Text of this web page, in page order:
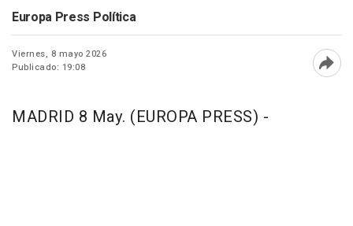
Europa Press Política
Viernes, 8 mayo 2026
Publicado: 19:08
MADRID 8 May. (EUROPA PRESS) -